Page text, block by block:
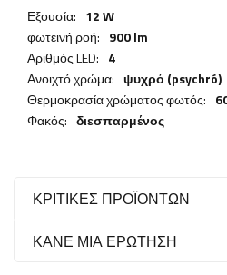
Εξουσία: 12 W
φωτεινή ροή: 900 lm
Αριθμός LED: 4
Ανοιχτό χρώμα: ψυχρό (psychró)
Θερμοκρασία χρώματος φωτός:
Φακός: διεσπαρμένος
ΚΡΙΤΙΚΈΣ ΠΡΟΪΌΝΤΩΝ
ΚΆΝΕ ΜΙΑ ΕΡΏΤΗΣΗ